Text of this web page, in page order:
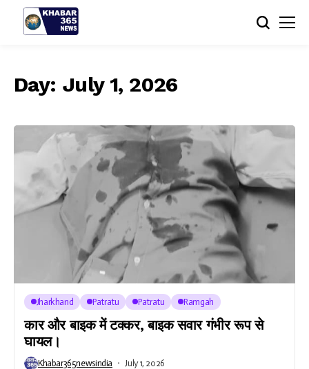
Day: July 1, 2026
Jharkhand Patratu Patratu Ramgah
कार और बाइक में टक्कर, बाइक सवार गंभीर रूप से
घायल।
Khabar365newsindia July 1, 2026